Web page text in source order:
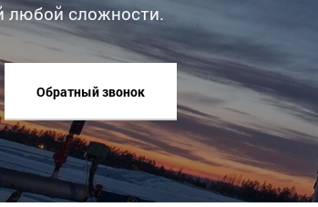
любой сложности.
Обратный звонок